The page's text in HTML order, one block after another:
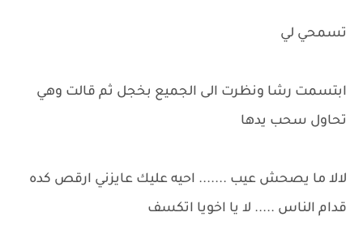
تسمحي لي
ابتسمت رشا ونظرت الى الجميع بخجل ثم قالت وهي
تحاول سحب يدها
لالا ما يصحش عيب ....... احيه عليك عايزني ارقص كده
قدام الناس ..... لا يا اخويا اتكسف